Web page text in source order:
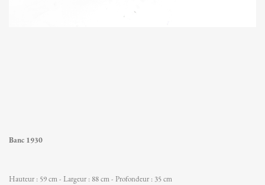
Banc 1930
Hauteur : 59 cm - Largeur : 88 cm - Profondeur : 35 cm